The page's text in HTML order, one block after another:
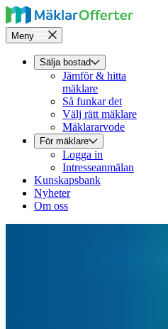
Meny
Sälja bostad
Jämför & hitta
mäklare
Så funkar det
Välj rätt mäklare
Mäklararvode
För mäklare
Logga in
Intresseanmälan
Kunskapsbank
Nyheter
Om oss